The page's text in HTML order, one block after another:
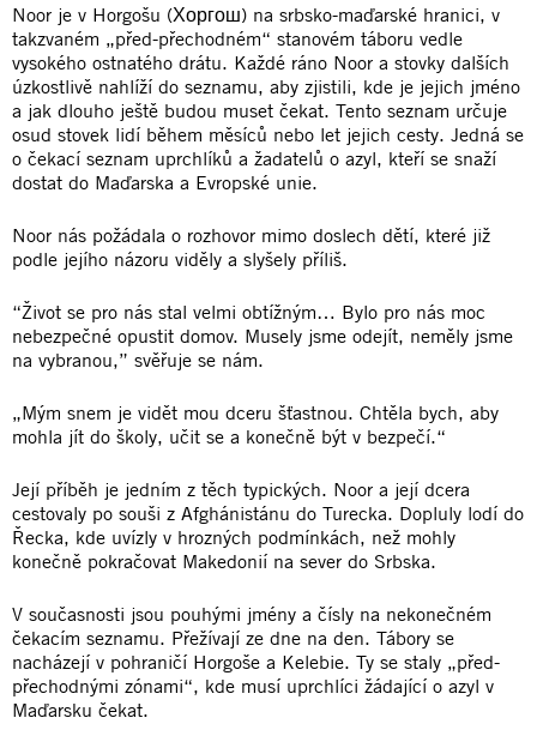
Noor je v Horgošu (Хоргош) na srbsko-maďarské hranici, v
takzvaném „před-přechodném“ stanovém táboru vedle
vysokého ostnatého drátu. Každé ráno Noor a stovky dalších
úzkostlivě nahlíží do seznamu, aby zjistili, kde je jejich jméno
a jak dlouho ještě budou muset čekat. Tento seznam určuje
osud stovek lidí během měsíců nebo let jejich cesty. Jedná se
o čekací seznam uprchlíků a žadatelů o azyl, kteří se snaží
dostat do Maďarska a Evropské unie.
Noor nás požádala o rozhovor mimo doslech dětí, které již
podle jejího názoru viděly a slyšely příliš.
“Život se pro nás stal velmi obtížným… Bylo pro nás moc
nebezpečné opustit domov. Musely jsme odejít, neměly jsme
na vybranou,” svěřuje se nám.
„Mým snem je vidět mou dceru šťastnou. Chtěla bych, aby
mohla jít do školy, učit se a konečně být v bezpečí.“
Její příběh je jedním z těch typických. Noor a její dcera
cestovaly po souši z Afghánistánu do Turecka. Dopluly lodí do
Řecka, kde uvízly v hrozných podmínkách, než mohly
konečně pokračovat Makedonií na sever do Srbska.
V současnosti jsou pouhými jmény a čísly na nekonečném
čekacím seznamu. Přežívají ze dne na den. Tábory se
nacházejí v pohraničí Horgoše a Kelebie. Ty se staly „před-
přechodnými zónami“, kde musí uprchlíci žádající o azyl v
Maďarsku čekat.